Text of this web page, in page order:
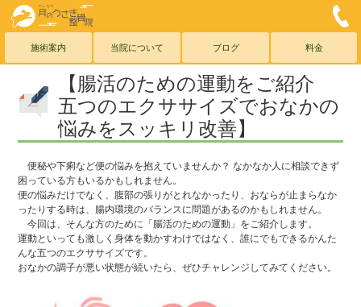
施術案内 当院について ブログ 料金
メールでのお問合わせこちら
お気軽にご連絡ください
【腸活のための運動をご紹介
五つのエクササイズでおなかの
悩みをスッキリ改善】
便秘や下痢など便の悩みを抱えていませんか？ なかなか人に相談できず
困っている方もいるかもしれません。
便の悩みだけでなく、腹部の張りがとれなかったり、おならが止まらなか
ったりする時は、腸内環境のバランスに問題があるのかもしれません。
今回は、そんな方のために「腸活のための運動」をご紹介します。
運動といっても激しく身体を動かすわけではなく、誰にでもできるかんた
んな五つのエクササイズです。
おなかの調子が悪い状態が続いたら、ぜひチャレンジしてみてください。